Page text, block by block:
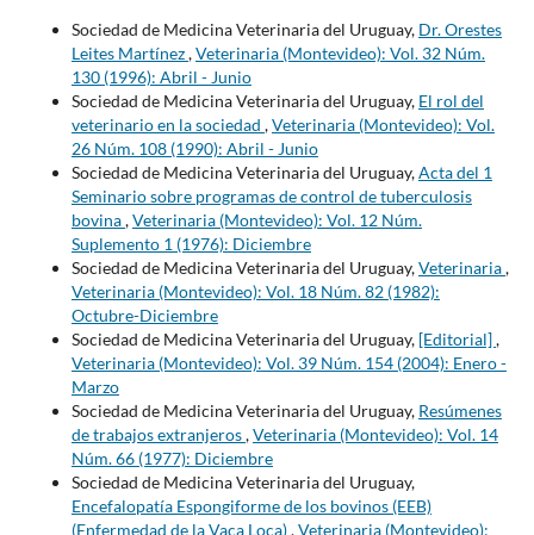
Sociedad de Medicina Veterinaria del Uruguay, Dr. Orestes
Leites Martínez,Veterinaria (Montevideo): Vol. 32 Núm.
130 (1996): Abril - Junio
Sociedad de Medicina Veterinaria del Uruguay, El rol del
veterinario en la sociedad ,Veterinaria (Montevideo): Vol.
26 Núm. 108 (1990): Abril - Junio
Sociedad de Medicina Veterinaria del Uruguay,Acta del 1
Seminario sobre programas de control de tuberculosis
bovina,Veterinaria (Montevideo): Vol. 12 Núm.
Suplemento 1 (1976): Diciembre
Sociedad de Medicina Veterinaria del Uruguay,Veterinaria,
Veterinaria (Montevideo): Vol. 18 Núm. 82 (1982):
Octubre-Diciembre
Sociedad de Medicina Veterinaria del Uruguay, [Editorial],
Veterinaria (Montevideo): Vol. 39 Núm. 154 (2004): Enero -
Marzo
Sociedad de Medicina Veterinaria del Uruguay, Resúmenes
de trabajos extranjeros,Veterinaria (Montevideo): Vol. 14
Núm. 66 (1977): Diciembre
Sociedad de Medicina Veterinaria del Uruguay,
Encefalopatía Espongiforme de los bovinos (EEB)
(Enfermedad de la Vaca Loca),Veterinaria (Montevideo):